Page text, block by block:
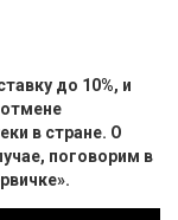
до 10%, и
в стране. О
поговорим в